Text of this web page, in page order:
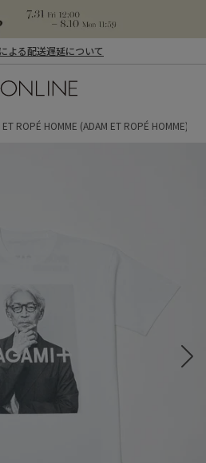
よる配送遅延について
ET ROPÉ HOMME (ADAM ET ROPÉ HOMME)